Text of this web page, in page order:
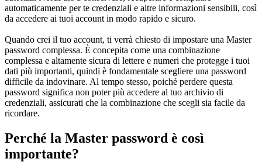
automaticamente per te credenziali e altre informazioni sensibili, così
da accedere ai tuoi account in modo rapido e sicuro.
Quando crei il tuo account, ti verrà chiesto di impostare una Master
password complessa. È concepita come una combinazione
complessa e altamente sicura di lettere e numeri che protegge i tuoi
dati più importanti, quindi è fondamentale scegliere una password
difficile da indovinare. Al tempo stesso, poiché perdere questa
password significa non poter più accedere al tuo archivio di
credenziali, assicurati che la combinazione che scegli sia facile da
ricordare.
Perché la Master password è così
importante?